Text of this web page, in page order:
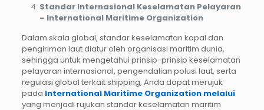
Standar Internasional Keselamatan Pelayaran
– International Maritime Organization
Dalam skala global, standar keselamatan kapal dan
pengiriman laut diatur oleh organisasi maritim dunia,
sehingga untuk mengetahui prinsip-prinsip keselamatan
pelayaran internasional, pengendalian polusi laut, serta
regulasi global terkait shipping, Anda dapat merujuk
pada International Maritime Organization melalui
yang menjadi rujukan standar keselamatan maritim